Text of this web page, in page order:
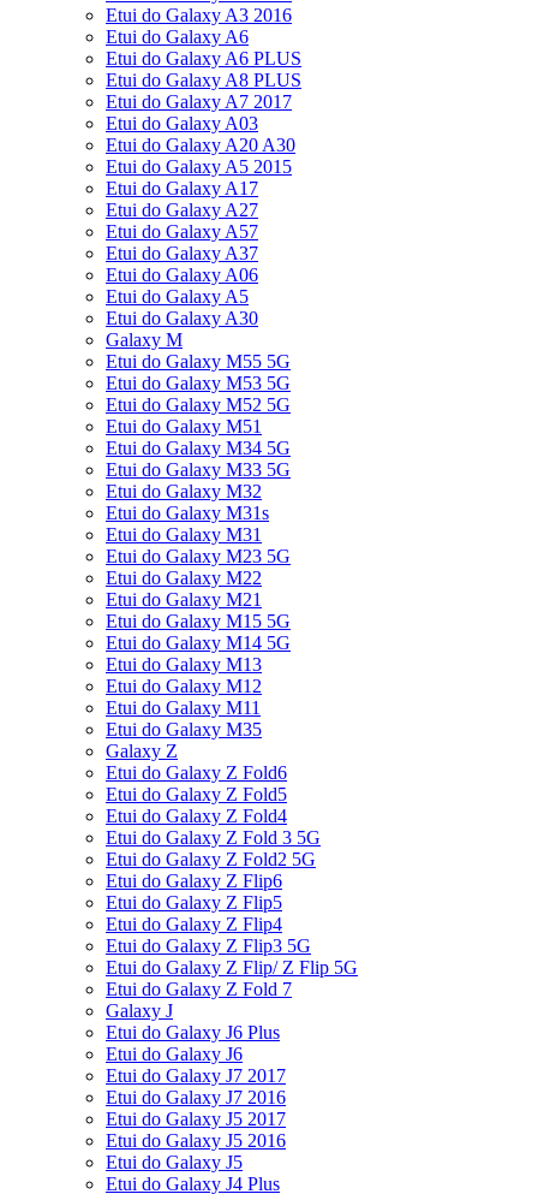
Etui do Galaxy A3 2016
Etui do Galaxy A6
Etui do Galaxy A6 PLUS
Etui do Galaxy A8 PLUS
Etui do Galaxy A7 2017
Etui do Galaxy A03
Etui do Galaxy A20 A30
Etui do Galaxy A5 2015
Etui do Galaxy A17
Etui do Galaxy A27
Etui do Galaxy A57
Etui do Galaxy A37
Etui do Galaxy A06
Etui do Galaxy A5
Etui do Galaxy A30
Galaxy M
Etui do Galaxy M55 5G
Etui do Galaxy M53 5G
Etui do Galaxy M52 5G
Etui do Galaxy M51
Etui do Galaxy M34 5G
Etui do Galaxy M33 5G
Etui do Galaxy M32
Etui do Galaxy M31s
Etui do Galaxy M31
Etui do Galaxy M23 5G
Etui do Galaxy M22
Etui do Galaxy M21
Etui do Galaxy M15 5G
Etui do Galaxy M14 5G
Etui do Galaxy M13
Etui do Galaxy M12
Etui do Galaxy M11
Etui do Galaxy M35
Galaxy Z
Etui do Galaxy Z Fold6
Etui do Galaxy Z Fold5
Etui do Galaxy Z Fold4
Etui do Galaxy Z Fold 3 5G
Etui do Galaxy Z Fold2 5G
Etui do Galaxy Z Flip6
Etui do Galaxy Z Flip5
Etui do Galaxy Z Flip4
Etui do Galaxy Z Flip3 5G
Etui do Galaxy Z Flip/ Z Flip 5G
Etui do Galaxy Z Fold 7
Galaxy J
Etui do Galaxy J6 Plus
Etui do Galaxy J6
Etui do Galaxy J7 2017
Etui do Galaxy J7 2016
Etui do Galaxy J5 2017
Etui do Galaxy J5 2016
Etui do Galaxy J5
Etui do Galaxy J4 Plus